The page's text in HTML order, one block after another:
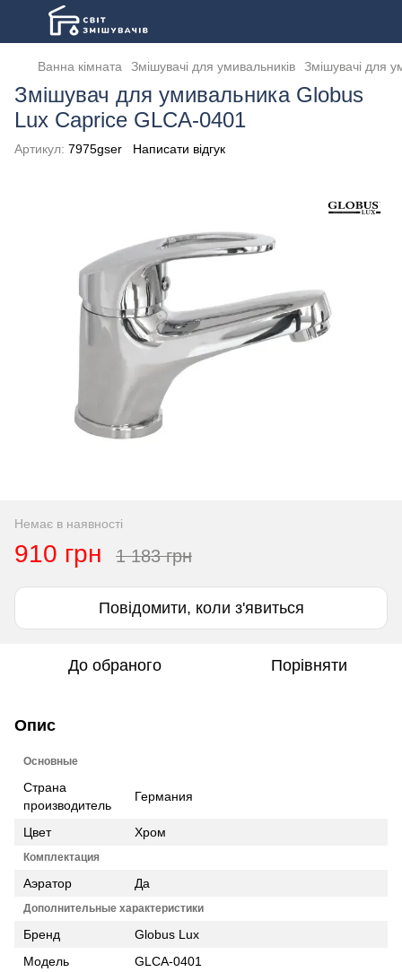
Ванна кімната Змішувачі для умивальників Змішувачі для
Змішувач для умивальника Globus
Lux Caprice GLCA-0401
Артикул: 7975gser Написати відгук
Немає в наявності
910 грн 1 183 грн
Повідомити, коли з'явиться
До обраного Порівняти
Опис
Основные
Страна
производитель
Германия
Цвет Хром
Комплектация
Аэратор Да
Дополнительные характеристики
Бренд
Globus Lux
Модель
GLCA-0401